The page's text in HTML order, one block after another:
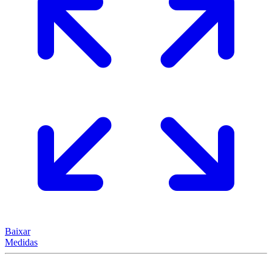
Baixar
Medidas